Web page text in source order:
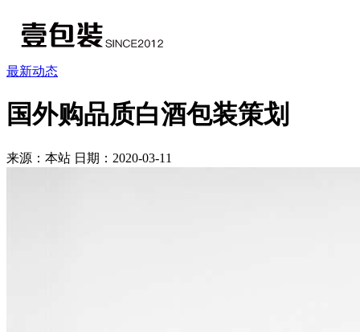
最新动态
国外购品质白酒包装策划
来源：本站 日期：2020-03-11